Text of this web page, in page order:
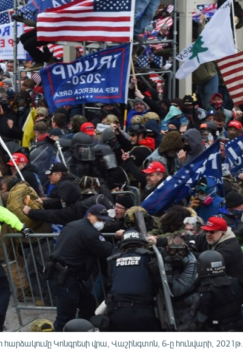
Կոնգրեսի վրա, Վաշինգտոն, 6-ը հունվարի, 2021թ.